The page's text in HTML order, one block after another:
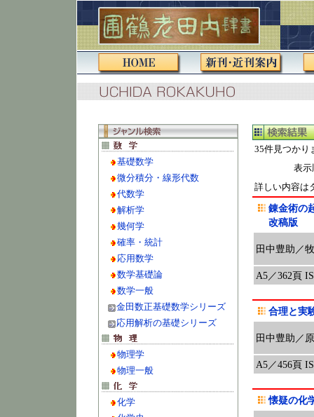
基礎数学
微分積分・線形代数
代数学
解析学
幾何学
確率・統計
応用数学
数学基礎論
数学一般
金田数正基礎数学シリーズ
応用解析の基礎シリーズ
物理学
物理一般
化学
35件見つかり
表
詳しい内容は
錬金術の
改稿版
田中豊助／
A5／362頁
合理と実
田中豊助／
A5／456頁
懐疑の化